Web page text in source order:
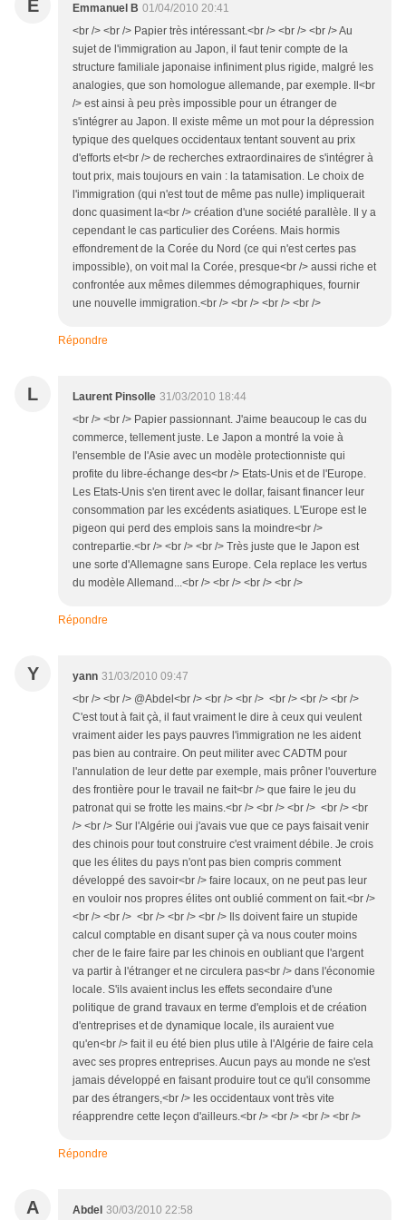
E Emmanuel B 01/04/2010 20:41
<br /> <br /> Papier très intéressant.<br /> <br /> <br /> Au
sujet de l'immigration au Japon, il faut tenir compte de la
structure familiale japonaise infiniment plus rigide, malgré les
analogies, que son homologue allemande, par exemple. Il<br
/> est ainsi à peu près impossible pour un étranger de
s'intégrer au Japon. Il existe même un mot pour la dépression
typique des quelques occidentaux tentant souvent au prix
d'efforts et<br /> de recherches extraordinaires de s'intégrer à
tout prix, mais toujours en vain : la tatamisation. Le choix de
l'immigration (qui n'est tout de même pas nulle) impliquerait
donc quasiment la<br /> création d'une société parallèle. Il y a
cependant le cas particulier des Coréens. Mais hormis
effondrement de la Corée du Nord (ce qui n'est certes pas
impossible), on voit mal la Corée, presque<br /> aussi riche et
confrontée aux mêmes dilemmes démographiques, fournir
une nouvelle immigration.<br /> <br /> <br /> <br />
Répondre
L Laurent Pinsolle 31/03/2010 18:44
<br /> <br /> Papier passionnant. J'aime beaucoup le cas du
commerce, tellement juste. Le Japon a montré la voie à
l'ensemble de l'Asie avec un modèle protectionniste qui
profite du libre-échange des<br /> Etats-Unis et de l'Europe.
Les Etats-Unis s'en tirent avec le dollar, faisant financer leur
consommation par les excédents asiatiques. L'Europe est le
pigeon qui perd des emplois sans la moindre<br />
contrepartie.<br /> <br /> <br /> Très juste que le Japon est
une sorte d'Allemagne sans Europe. Cela replace les vertus
du modèle Allemand...<br /> <br /> <br /> <br />
Répondre
Y yann 31/03/2010 09:47
<br /> <br /> @Abdel<br /> <br /> <br /> <br /> <br /> <br />
C'est tout à fait çà, il faut vraiment le dire à ceux qui veulent
vraiment aider les pays pauvres l'immigration ne les aident
pas bien au contraire. On peut militer avec CADTM pour
l'annulation de leur dette par exemple, mais prôner l'ouverture
des frontière pour le travail ne fait<br /> que faire le jeu du
patronat qui se frotte les mains.<br /> <br /> <br /> <br /> <br
/> <br /> Sur l'Algérie oui j'avais vue que ce pays faisait venir
des chinois pour tout construire c'est vraiment débile. Je crois
que les élites du pays n'ont pas bien compris comment
développé des savoir<br /> faire locaux, on ne peut pas leur
en vouloir nos propres élites ont oublié comment on fait.<br />
<br /> <br /> <br /> <br /> <br /> Ils doivent faire un stupide
calcul comptable en disant super çà va nous couter moins
cher de le faire faire par les chinois en oubliant que l'argent
va partir à l'étranger et ne circulera pas<br /> dans l'économie
locale. S'ils avaient inclus les effets secondaire d'une
politique de grand travaux en terme d'emplois et de création
d'entreprises et de dynamique locale, ils auraient vue
qu'en<br /> fait il eu été bien plus utile à l'Algérie de faire cela
avec ses propres entreprises. Aucun pays au monde ne s'est
jamais développé en faisant produire tout ce qu'il consomme
par des étrangers,<br /> les occidentaux vont très vite
réapprendre cette leçon d'ailleurs.<br /> <br /> <br /> <br />
Répondre
A Abdel 30/03/2010 22:58